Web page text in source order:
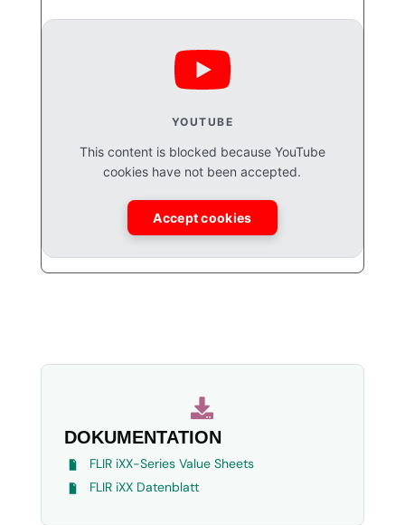
YOUTUBE
This content is blocked because YouTube
cookies have not been accepted.
Accept cookies

DOKUMENTATION
FLIR iXX-Series Value Sheets
FLIR iXX Datenblatt